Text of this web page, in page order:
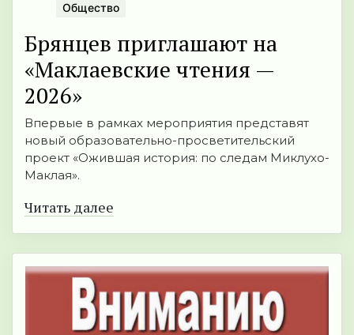
Общество
Брянцев приглашают на
«Маклаевские чтения —
2026»
Впервые в рамках мероприятия представят
новый образовательно-просветительский
проект «Ожившая история: по следам Миклухо-
Маклая».
Читать далее